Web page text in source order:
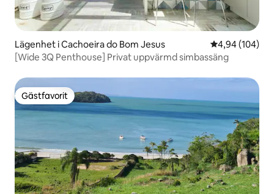
Lägenhet i Cachoeira do Bom Jesus 4,94 av 5 i
4,94 (104)
[Wide 3Q Penthouse] Privat uppvärmd simbassäng
Gästfavorit
Gästfavorit